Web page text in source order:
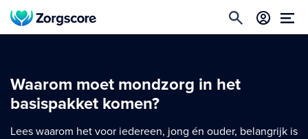
Waarom moet mondzorg in het
basispakket komen?
Lees waarom het voor iedereen, jong én ouder, belangrijk is